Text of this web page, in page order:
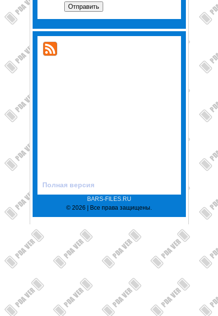
Отправить
Полная версия
BARS-FILES.RU
© 2026 | Все права защищены.